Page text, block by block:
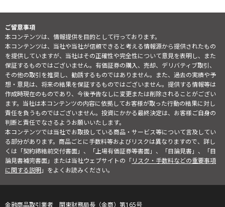
ご留意事項
本コンテンツは、情報提供を目的として行っております。
本コンテンツは、当社や当社が信頼できると考える情報源から提供されたもの
を提供していますが、当社はその正確性や完全性について意見を表明し、また
保証するものではございません。有価証券の購入、売却、デリバティブ取引、
その他の取引を推奨し、勧誘するものではありません。また、過去の実績や予
想・意見は、将来の結果を保証するものではございません。提供する情報等は
作成時現在のものであり、今後予告なしに変更または削除されることがござい
ます。当社は本コンテンツの内容に依拠してお客様が取った行動の結果に対し
責任を負うものではございません。投資にかかる最終決定は、お客様ご自身の
判断と責任でなさるようお願いいたします。
本コンテンツでは当社でお取扱している商品・サービス等について言及してい
る部分があります。商品ごとに手数料等およびリスクは異なりますので、詳し
くは「契約締結前交付書面」、「上場有価証券等書面」、「目論見書」、「目
論見書補完書面」または当社ウェブサイトの「リスク・手数料などの重要事項
に関する説明」をよくお読みください。
金融商品取引業者 関東財務局長（金商）第165号